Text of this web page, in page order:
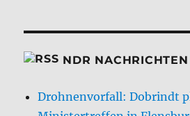
NDR NACHRICHTEN
Drohnenvorfall: Dobrindt